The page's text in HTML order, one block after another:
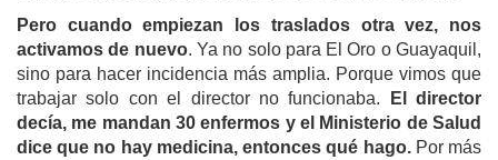
Pero cuando empiezan los traslados otra vez, nos
activamos de nuevo. Ya no solo para El Oro o Guayaquil,
sino para hacer incidencia más amplia. Porque vimos que
trabajar solo con el director no funcionaba.
El director
decía, me mandan 30 enfermos y el Ministerio de Salud
dice que no hay medicina, entonces qué hago.Por más